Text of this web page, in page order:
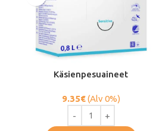
Käsienpesuaineet
9.35€(Alv 0%)